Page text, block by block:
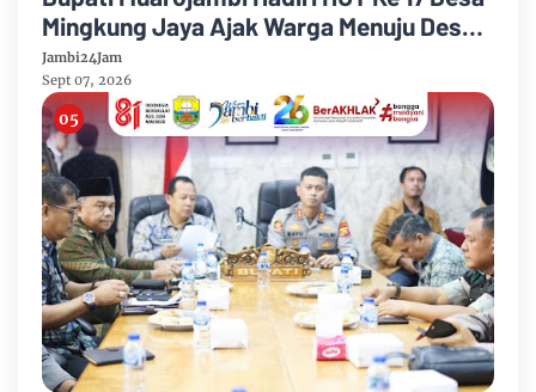
Mingkung Jaya Ajak Warga Menuju Desa
Mandiri 2026
Jambi24Jam
Sept 07, 2026